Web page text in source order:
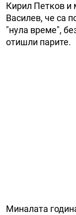
Кирил Петков и
Василев, че са
"нула време",
отишли парите.
Миналата